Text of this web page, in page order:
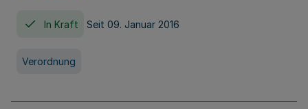
In Kraft Seit 09. Januar 2016
Verordnung